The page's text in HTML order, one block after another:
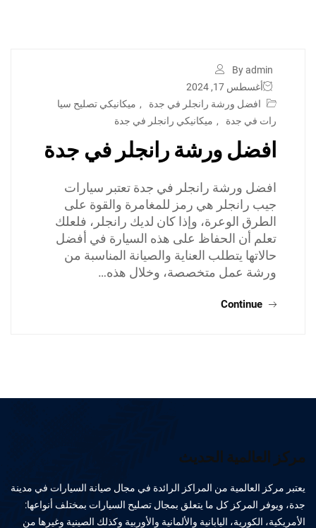
By admin
أغسطس 17, 2024
افضل ورشة رانجلر في جدة
, ميكانيكي تصليح سيا
رات في جدة
, ميكانيكي رانجلر في جدة
افضل ورشة رانجلر في جدة
افضل ورشة رانجلر في جدة تعتبر سيارات
جيب رانجلر هي رمز للمغامرة والقوة على
الطرق الوعرة، وإذا كان لديك رانجلر، فلعلك
تعلم أن الحفاظ على هذه السيارة في أفضل
حالاتها يتطلب العناية والصيانة المناسبة من
ورشة عمل متخصصة، وخلال هذه…
Continue
مركز العالمية الحديث
يعتبر مركز العالمية من المراكز الرائدة في مجال صيانة السيارات في مدينة
جدة، ويوفر المركز كل ما يتعلق بمجال تصليح السيارات بمختلف أنواعها:
الأمريكية، الكورية، اليابانية والألمانية والأوربية وكذلك الصينية وغيرها من